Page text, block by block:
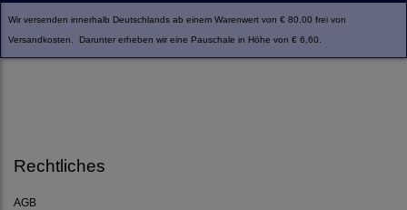
Wir versenden innerhalb Deutschlands ab einem Warenwert von € 80,00 frei von
Versandkosten. Darunter erheben wir eine Pauschale in Höhe von € 6,60.
Rechtliches
AGB